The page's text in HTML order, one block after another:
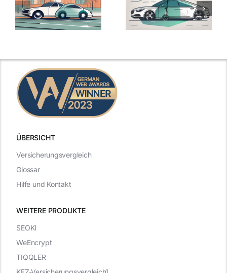
ÜBERSICHT
WEITERE PRODUKTE
Versicherungsvergleich
Glossar
Hilfe und Kontakt
SEOKI
WeEncrypt
TIQQLER